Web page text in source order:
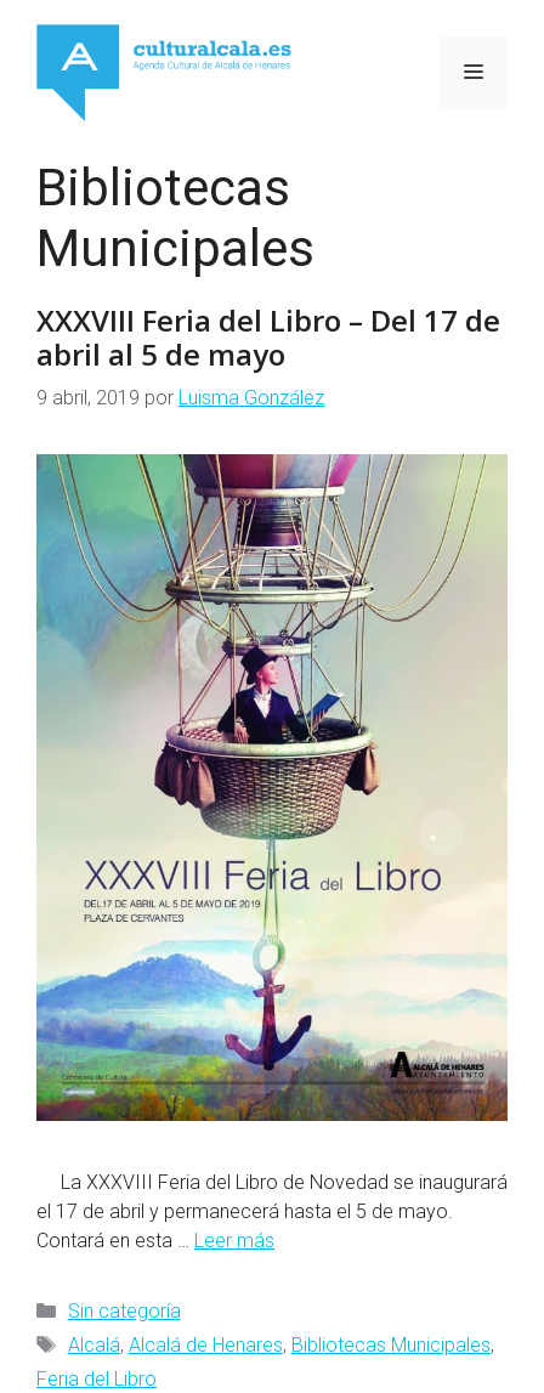
contenido
MENÚ
Bibliotecas
Municipales
XXXVIII Feria del Libro – Del 17 de
abril al 5 de mayo
9 abril, 2019 por Luisma González
La XXXVIII Feria del Libro de Novedad se inaugurará
el 17 de abril y permanecerá hasta el 5 de mayo.
Contará en esta … Leer más
Categorías
Sin categoría
Etiquetas
Alcalá, Alcalá de Henares, Bibliotecas Municipales,
Feria del Libro